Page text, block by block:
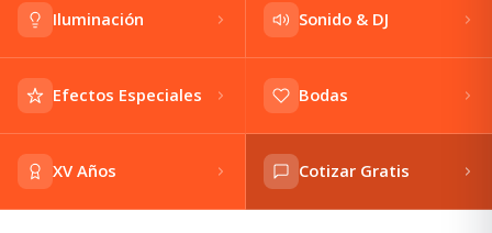
Iluminación Sonido & DJ
Efectos Especiales Bodas
XV Años Cotizar Gratis